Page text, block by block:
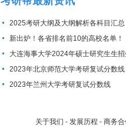
2025考研大纲及大纲解析各科目汇总
新出炉！各省排名前10的高校名单！
大连海事大学2024年硕士研究生生
费标准及拟招生人数
2023年北京师范大学考研复试分数线
2023年兰州大学考研复试分数线
关于我们 - 发展历程 - 商务